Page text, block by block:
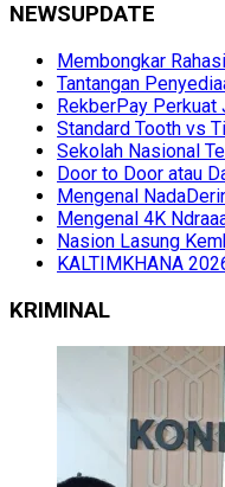
NEWSUPDATE
Membongkar
Tantangan
RekberPay Perkuat
Standard Tooth vs
Sekolah Nasional
Door to Door atau
Mengenal
Mengenal 4K
Nasion Lasung
KALTIMKHANA
KRIMINAL